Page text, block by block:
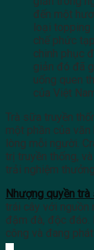
đến một
loại topping
chế phức
chinh phục
giản đó đã
uống quen
của Việt
Trà sữa truyền
một phần của
lòng mỗi người.
trị truyền thống,
trải nghiệm
Nhượng quyền
trái cây với nguồn
đậm đà, độc đáo.
công và đang